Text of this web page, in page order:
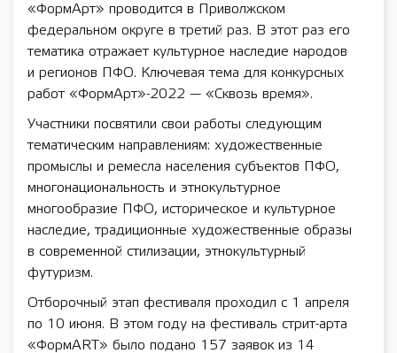
«ФормАрт» проводится в Приволжском
федеральном округе в третий раз. В этот раз его
тематика отражает культурное наследие народов
и регионов ПФО. Ключевая тема для конкурсных
работ «ФормАрт»-2022 — «Сквозь время».
Участники посвятили свои работы следующим
тематическим направлениям: художественные
промыслы и ремесла населения субъектов ПФО,
многонациональность и этнокультурное
многообразие ПФО, историческое и культурное
наследие, традиционные художественные образы
в современной стилизации, этнокультурный
футуризм.
Отборочный этап фестиваля проходил с 1 апреля
по 10 июня. В этом году на фестиваль стрит-арта
«ФормART» было подано 157 заявок из 14